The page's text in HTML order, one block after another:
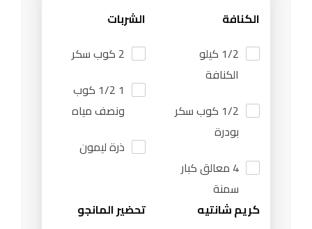
الكنافة
1/2 كيلو
الكنافة
1/2 كوب سكر
بودرة
4 معالق كبار
سمنة
الشربات
2 كوب سكر
1 1/2 كوب
ونصف مياه
ذرة ليمون
كريم شانتيه
تحضير المانجو